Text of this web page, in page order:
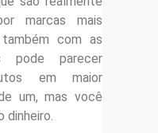
marcas mais
com as
pode parecer
em maior
um, mas você
dinheiro.